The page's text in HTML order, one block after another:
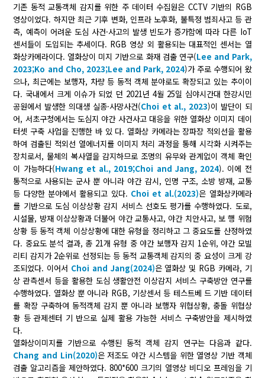
기존 동적 교통객체 감지를 위한 주 데이터 수집원은 CCTV 기반의 RGB
영상이었다. 하지만 최근 기후 변화, 인프라 노후화, 불특정 범죄사고 등 관
측, 예측이 어려운 도심 사건·사고의 발생 빈도가 증가함에 따라 다른 IoT
센서들이 도입되는 추세이다. RGB 영상 외 활용되는 대표적인 센서는 열
화상카메라이다. 열화상이 미지 기반으로 화재 검출 연구(Lee and Park,
2023;Ko and Cho, 2023;Lee and Park, 2024)가 주로 수행되어 왔
으나, 최근에는 보행자, 차량 등 동적 객체 분야로도 확장되고 있는 추이이
다. 국내에서 크게 이슈가 되었 던 2021년 4월 25일 심야시간대 한강시민
공원에서 발생한 의대생 실종·사망사건(Choi et al., 2023)이 발단이 되
어, 서초구청에서는 도심지 야간 사건사고 대응을 위한 열화상 이미지 데이
터셋 구축 사업을 진행한 바 있 다. 열화상 카메라는 장파장 적외선을 활용
하여 검출된 적외선 열에너지를 이미지 처리 과정을 통해 시각화 시켜주는
장치로서, 물체의 복사열을 감지하므로 조명의 유무와 관계없이 객체 확인
이 가능하다(Hwang et al., 2019;Choi and Jang, 2024). 이에 전
통적으로 사용되는 군사 뿐 아니라 야간 감시, 인명 구조, 소방 방재, 교통
등 다양한 분야에서 활용되고 있다. Choi et al.(2023)은 열화상카메라
를 기반으로 도심 이상상황 감지 서비스 선호도 평가를 수행하였다. 도로,
시설물, 방재 이상상황과 더불어 야간 교통사고, 야간 치안사고, 보 행 위험
상황 등 동적 객체 이상상황에 대한 유형을 정리하고 그 중요도를 산정하였
다. 중요도 분석 결과, 총 21개 유형 중 야간 보행자 감지 1순위, 야간 모빌
리티 감지가 2순위로 선정되는 등 동적 교통객체 감지의 중 요성이 크게 강
조되었다. 이어서 Choi and Jang(2024)은 열화상 및 RGB 카메라, 기
상 관측센서 등을 활용한 도심 생활안전 이상감지 서비스 구축방안 연구를
수행하였다. 열화상 뿐 아니라 RGB, 기상센서 등 테스트베 드 기반 데이터
를 확장 구축하여 동적객체 감지 뿐 아니라 보행자 위협상황, 충돌 위협상
황 등 관제센터 기 반으로 실제 활용 가능한 서비스 구축방안을 제시하였
다.
열화상이미지를 기반으로 수행된 동적 객체 감지 연구는 다음과 같다.
Chang and Lin(2020)은 저조도 야간 시스템을 위한 열영상 기반 객체
검출 알고리즘을 제안하였다. 800*600 크기의 열영상 비디오 프레임을 기